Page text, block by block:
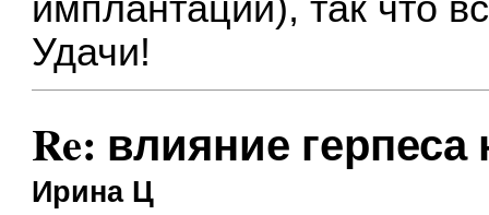
Удачи!
Re: влияние
Ирина Ц